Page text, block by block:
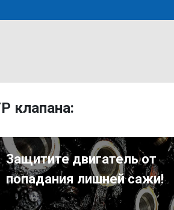
клапана:
Защитите двигатель от
попадания лишней сажи!